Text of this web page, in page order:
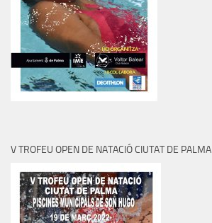
V TROFEU OPEN DE NATACIÓ CIUTAT DE PALMA